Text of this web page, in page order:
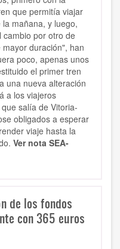
que permitía viajar
mañana, y luego,
cambio por otro de
duración", han
poco, apenas unos
el primer tren
una nueva alteración
a los viajeros
salía de Vitoria-
obligados a esperar
viaje hasta la
Ver nota SEA-
de los fondos
con 365 euros